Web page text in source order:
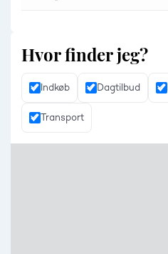
Hvor finder jeg?
Indkøb Dagtilbud
Transport